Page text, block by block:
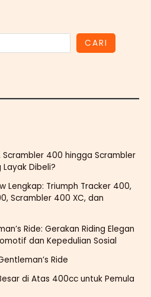
CARI
Scrambler 400 hingga Scrambler
Layak Dibeli?
Lengkap: Triumph Tracker 400,
Scrambler 400 XC, dan
Ride: Gerakan Riding Elegan
dan Kepedulian Sosial
Ride
di Atas 400cc untuk Pemula